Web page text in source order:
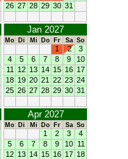
26 27 28 29 30 31
Jan 2027
Mo Di Mi Do Fr Sa So
1 2
3
4
5 6 7 8 9
10
11
12 13 14 15 16 17
18 19 20 21 22 23 24
25 26 27 28 29 30 31
Apr 2027
Mo Di Mi Do Fr Sa So
1 2 3
4
5
6 7 8 9 10 11
12 13 14 15 16 17 18